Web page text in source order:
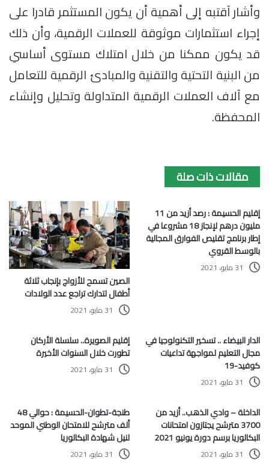
وأشار آقتبه إلى أهمية أن يكون المستثمر قادرا على
إجراء استثمارات موثوقة للعملات الرقمية، وأن ذلك
قد يكون ممكنا من خلال امتلاك مستوى أساسي
من البنية التحتية والتقنية والمبادئ الرقمية للتعامل
مع آلاف العملات الرقمية المتداولة وتحليل وإنشاء
المحفظة.
مقالات ذات صلة
إقليم الحسيمة : رصد أزيد من 11
مليون درهم لإنجاز 18 مشروعا في
إطار برنامج تقليص الفوارق المجالية
بالوسط القروي
31 مايو، 2021
الصين تسمح للأزواج بإنجاب ثلاثة
أطفال لتدارك تراجع عدد الولادات
31 مايو، 2021
الدار البيضاء .. تسخير التكنولوجيا في
مجال التعليم لمواجهة تداعيات
كوفيد-19
31 مايو، 2021
إقليم الصويرة.. سلسلة الأركان
تطورت خلال السنوات الأخيرة
31 مايو، 2021
الداخلة – وادي الذهب.. أزيد من
3700 مترشح يجتازون امتحانات
البكالوريا برسم دورة يونيو 2021
31 مايو، 2021
طنجة-تطوان-الحسيمة : حوالي 48
ألف مترشح للامتحان الوطني الموحد
لنيل شهادة البكالوريا
31 مايو، 2021